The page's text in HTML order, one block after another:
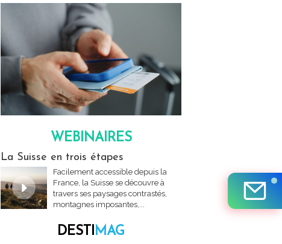
WEBINAIRES
La Suisse en trois étapes
Facilement accessible depuis la
France, la Suisse se découvre à
travers ses paysages contrastés,
montagnes imposantes,...
DESTIMAG